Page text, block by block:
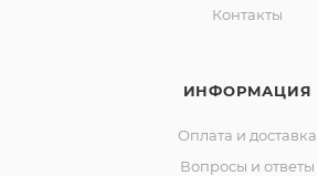
Контакты
ИНФОРМАЦИЯ
Оплата и доставка
Вопросы и ответы